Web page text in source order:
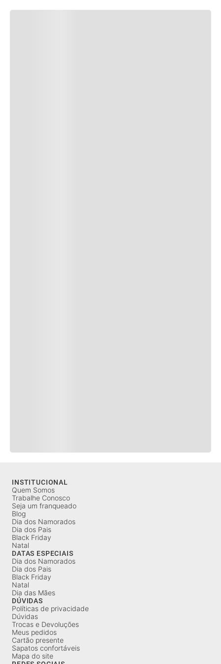
INSTITUCIONAL
Quem Somos
Trabalhe Conosco
Seja um franqueado
Blog
Dia dos Namorados
Dia dos Pais
Black Friday
Natal
DATAS ESPECIAIS
Dia dos Namorados
Dia dos Pais
Black Friday
Natal
Dia das Mães
DÚVIDAS
Políticas de privacidade
Dúvidas
Trocas e Devoluções
Meus pedidos
Cartão presente
Sapatos confortáveis
Mapa do site